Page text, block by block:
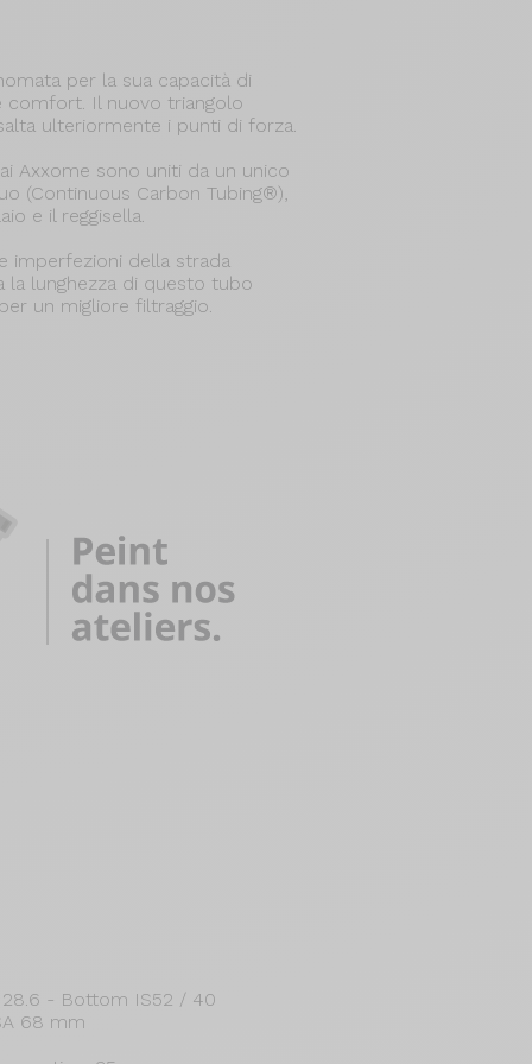
per la sua capacità di
comfort. Il nuovo triangolo
ulteriormente i punti di forza.
Axxome sono uniti da un unico
(Continuous Carbon Tubing®),
e il reggisella.
imperfezioni della strada
lunghezza di questo tubo
un migliore filtraggio.
- Bottom IS52 / 40
68 mm